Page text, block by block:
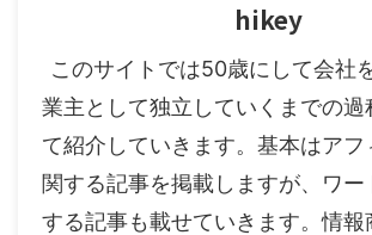
hikey
このサイトでは50歳にして会社
業主として独立していくまでの過
て紹介していきます。基本はアフ
関する記事を掲載しますが、ワー
する記事も載せていきます。情報